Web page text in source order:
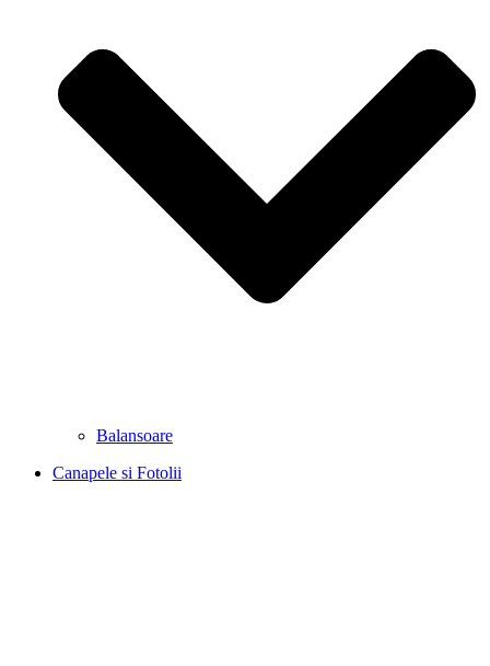
Balansoare
Canapele si Fotolii